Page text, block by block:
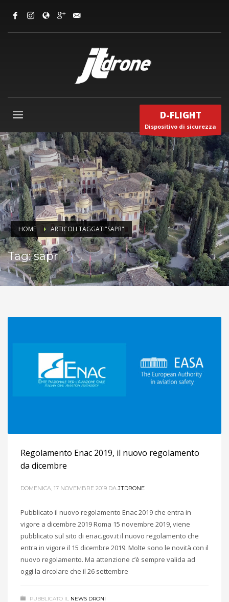
D-FLIGHT
Dispositivo di sicurezza
HOME ARTICOLI TAGGATI"SAPR"
Tag: sapr
Regolamento Enac 2019, il nuovo regolamento
da dicembre
DOMENICA, 17 NOVEMBRE 2019 DAJTDRONE
Pubblicato il nuovo regolamento Enac 2019 che entra in
vigore a dicembre 2019 Roma 15 novembre 2019, viene
pubblicato sul sito di enac.gov.it il nuovo regolamento che
entra in vigore il 15 dicembre 2019. Molte sono le novità con il
nuovo regolamento. Ma attenzione c’è sempre valida ad
oggi la circolare che il 26 settembre
PUBBLICATO IL NEWS DRONI